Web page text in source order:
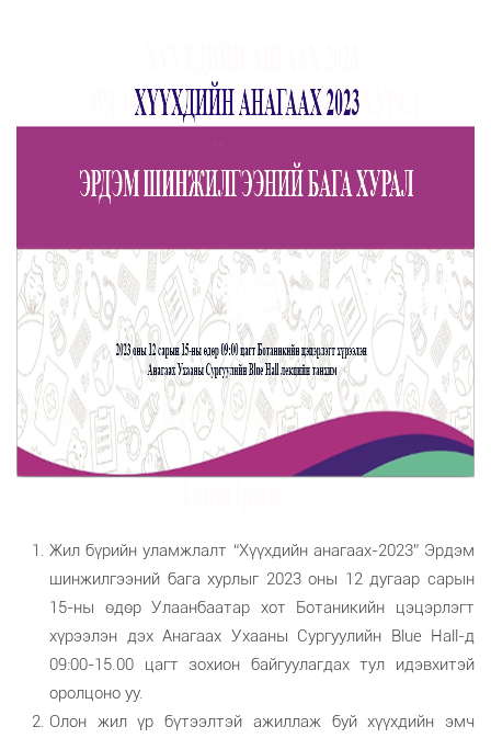
Жил бүрийн уламжлалт “Хүүхдийн анагаах-2023” Эрдэм
шинжилгээний бага хурлыг 2023 оны 12 дугаар сарын
15-ны өдөр Улаанбаатар хот Ботаникийн цэцэрлэгт
хүрээлэн дэх Анагаах Ухааны Сургуулийн Blue Hall-д
09:00-15.00 цагт зохион байгуулагдах тул идэвхитэй
оролцоно уу.
Олон жил үр бүтээлтэй ажиллаж буй хүүхдийн эмч